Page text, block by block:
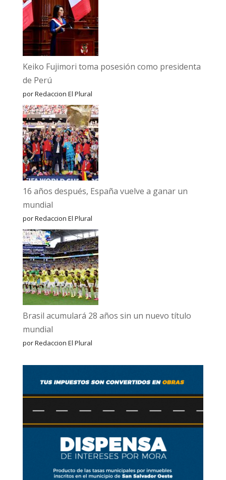
Keiko Fujimori toma posesión como presidenta
de Perú
por Redaccion El Plural
16 años después, España vuelve a ganar un
mundial
por Redaccion El Plural
Brasil acumulará 28 años sin un nuevo título
mundial
por Redaccion El Plural